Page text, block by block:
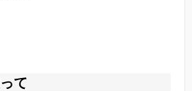
て